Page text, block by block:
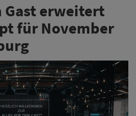
Gast erweitert
für November